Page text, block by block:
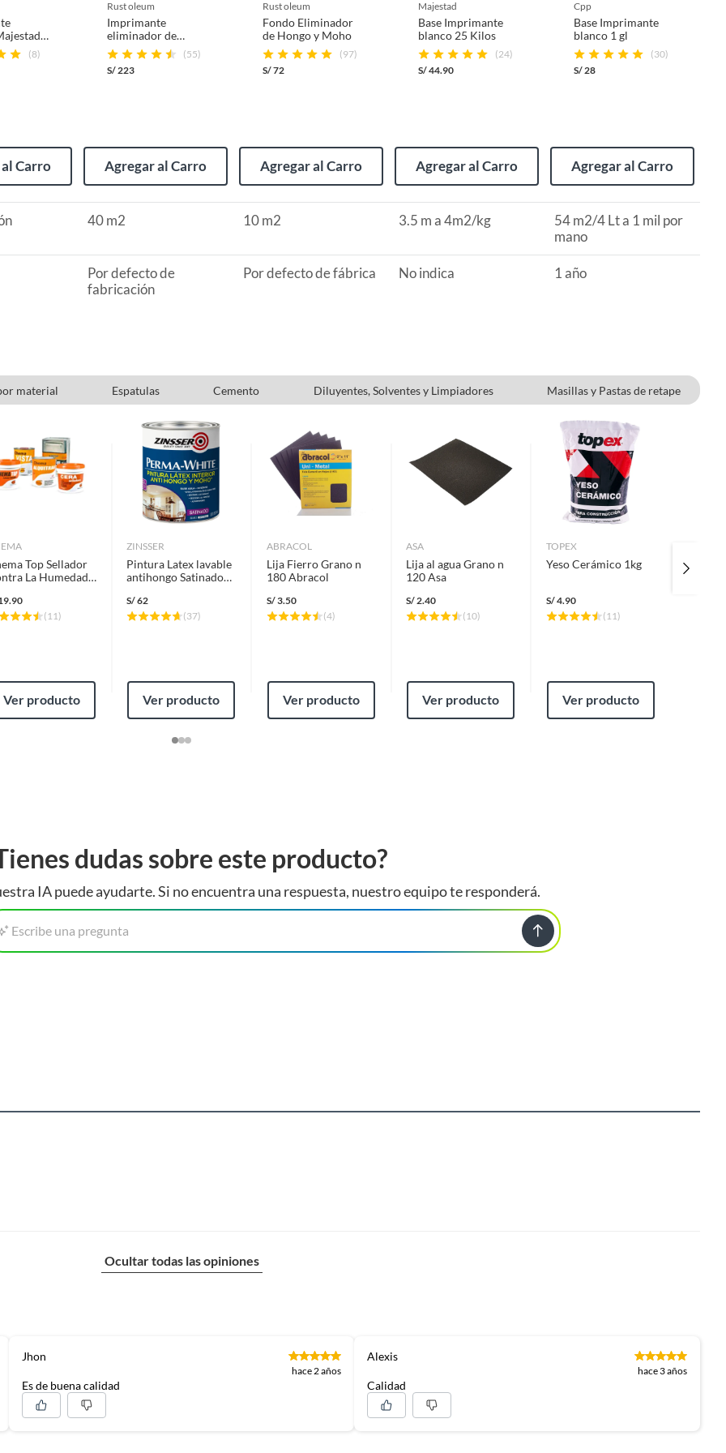
y tizas, lo que le confiere una excelente calidad y
cuadrados, lo que lo convierte en una opción
tan solo 4 minutos, permitiéndote avanzar rápidamente
de calidad
un resultado impecable. Las lijas te permiten
adherencia de la pintura.
de lijar,No destiza
h
devolución y cambio:
y otros productos para asfalto.
tecnología, línea blanca, colchones, muebles,
(sin rayas, piquetes, abolladuras, manchas,
(8)
Carro
rust oleum
Imprimante
eliminador de
hongo 3,785L
Zinsser
(55)
S/ 223
Agregar al Carro
rust oleum
Fondo Eliminador
de Hongo y Moho
(97)
S/72
Agregar al Carro
majestad
Base Imprimante
blanco 25 Kilos
(24)
S/44.90
Agregar al Carro
cpp
Base Imprimante
blanco 1 gl
(30)
S/ 28
Agregar al Carro
40 m2 10 m2 3.5 m a 4m2/kg
54 m2/4 Lt a 1 mil por
mano
Por defecto de
fabricación
Por defecto de fábrica No indica 1 año
material Espatulas Cemento Diluyentes, Solventes y Limpiadores
Masillas y Pastas de retape
Top Sellador
La Humedad y
( 11)
Ver producto
ZINSSER
Pintura Latex lavable
antihongo Satinado
Zinsser
S/62
(37)
Ver producto
ABRACOL
Lija Fierro Grano n
180 Abracol
S/3.50
(4)
Ver producto
ASA
Lija al agua Grano n
120 Asa
S/ 2.40
( 10)
Ver producto
TOPEX
Yeso Cerámico 1kg
S/4.90
( 11)
Ver producto
Pack
dudas sobre este producto?
IA puede ayudarte. Si no encuentra una respuesta, nuestro equipo te responderá.
Escribe una pregunta
Ocultar todas las opiniones
Jhon
hace 2 años
Es de buena calidad
Alexis
hace 3 años
Calidad